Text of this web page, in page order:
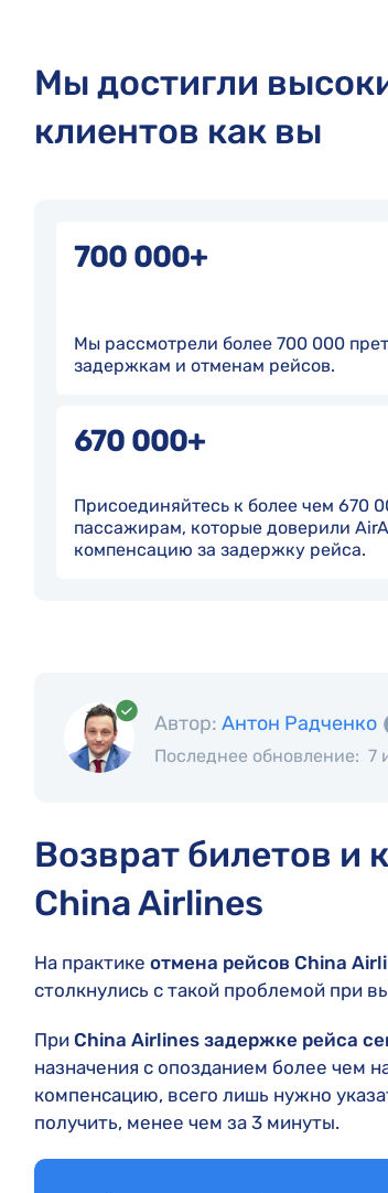
Мы достигли
клиентов как вы
700 000+
Мы рассмотрели более 700 000
задержкам и отменам рейсов.
670 000+
Присоединяйтесь к более чем 670
пассажирам, которые доверили
компенсацию за задержку рейса.
Автор: Антон Радченко
Последнее обновление: 7
Возврат билетов и
China Airlines
На практике отмена рейсов China
столкнулись с такой проблемой при
При China Airlines задержке рейса
назначения с опозданием более чем
компенсацию, всего лишь нужно
получить, менее чем за 3 минуты.